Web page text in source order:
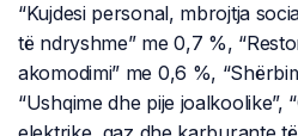
“Kujdesi personal, mbrojtja
të ndryshme” me 0,7 %,
akomodimi” me 0,6 %,
“Ushqime dhe pije joalkoolike”,